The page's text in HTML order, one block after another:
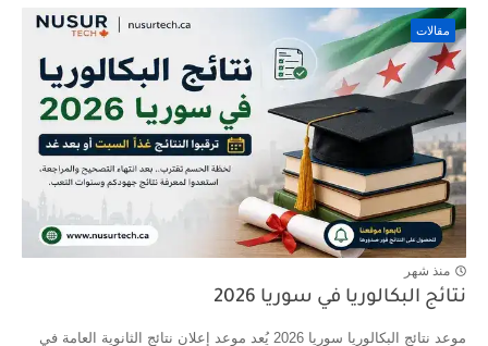
مقالات
منذ شهر
نتائج البكالوريا في سوريا 2026
موعد نتائج البكالوريا سوريا 2026 يُعد موعد إعلان نتائج الثانوية العامة في